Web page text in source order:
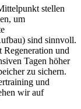
stellen
um
sind sinnvoll.
und
Tagen höher
zu sichern.
und
wir auf